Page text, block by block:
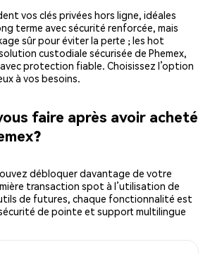
vos clés privées hors ligne, idéales
terme avec sécurité renforcée, mais
sûr pour éviter la perte ; les hot
custodiale sécurisée de Phemex,
protection fiable. Choisissez l’option
à vos besoins.
faire après avoir acheté
débloquer davantage de votre
transaction spot à l’utilisation de
de futures, chaque fonctionnalité est
de pointe et support multilingue